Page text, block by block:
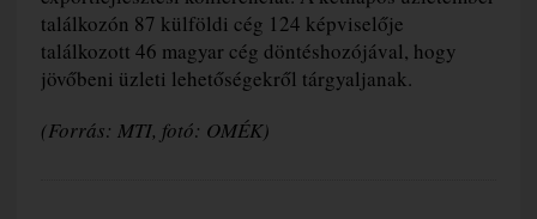
találkozón 87 külföldi cég 124 képviselője
találkozott 46 magyar cég döntéshozójával, hogy
jövőbeni üzleti lehetőségekről tárgyaljanak.
(Forrás: MTI, fotó: OMÉK)